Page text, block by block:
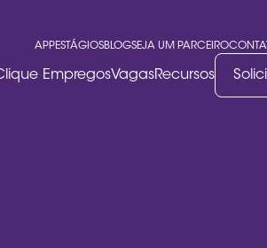
APPESTÁGIOSBLOGSEJA UM PARCEIRO
EmpregosVagas Recursos